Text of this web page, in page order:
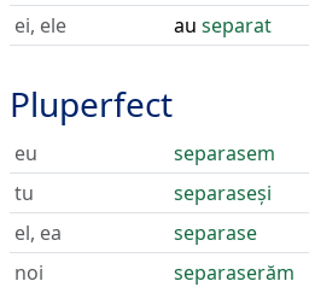
ei, ele
au separat
Pluperfect
eu
separasem
tu
separaseși
el, ea
separase
noi
separaserăm